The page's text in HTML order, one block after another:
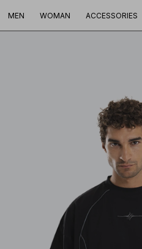
MEN WOMAN ACCESSORIES